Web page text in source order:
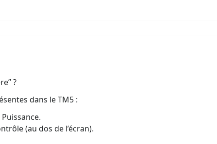
?
dans le TM5 :
(au dos de l’écran).